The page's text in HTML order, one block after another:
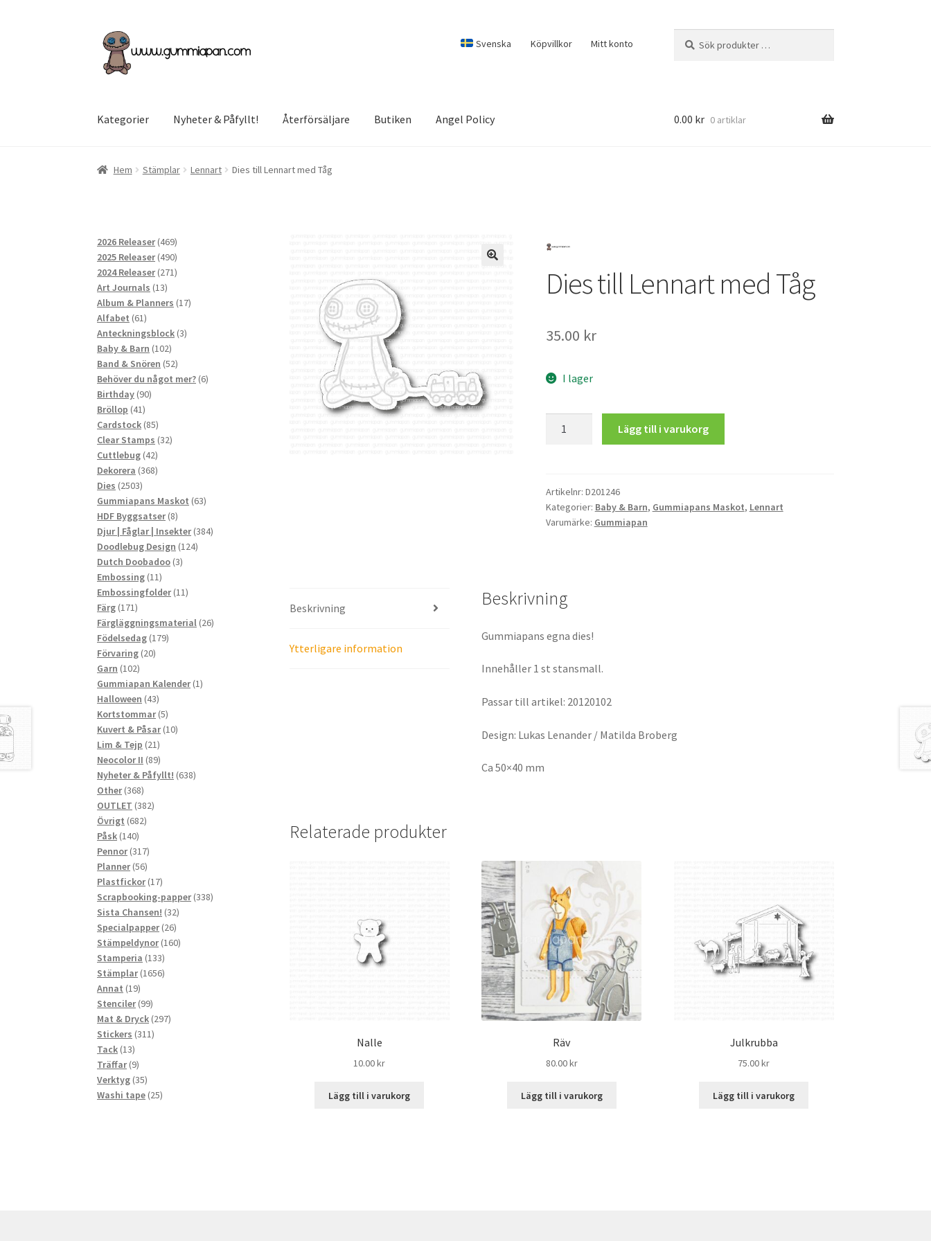
Hoppa
till
navigering
Hoppa
till
innehåll
Svenska Köpvillkor Mitt konto
efter:
Kategorier Nyheter & Påfyllt! Återförsäljare Butiken Angel Policy 0.00 kr 0 artiklar
Hem Stämplar Lennart Dies till Lennart med Tåg
Dies till Lennart med Tåg
35.00 kr
I lager
Tåg
mängd
Lägg till i varukorg
Artikelnr: D201246
Kategorier: Baby & Barn, Gummiapans Maskot, Lennart
Varumärke: Gummiapan
Beskrivning
Ytterligare information
Beskrivning
Gummiapans egna dies!
Innehåller 1 st stansmall.
Passar till artikel: 20120102
Design: Lukas Lenander / Matilda Broberg
Ca 50×40 mm
Relaterade produkter
Nalle
10.00kr
Lägg till i varukorg
Räv
80.00kr
Lägg till i varukorg
Julkrubba
75.00kr
Lägg till i varukorg
2026 Releaser 469469
produkter
2025 Releaser 490490
produkter
2024 Releaser 271271
Art Journals 1313
produkter
Album & Planners 1717
Alfabet 6161
produkter
Anteckningsblock 33
Baby & Barn 102102
produkter
Band & Snören 5252
produkter
Behöver du något mer? 66
Birthday 9090
Bröllop 4141
produkter
Cardstock 8585
produkter
Clear Stamps 3232
Cuttlebug 4242
produkter
Dekorera 368368
Dies 25032503
produkter
Gummiapans Maskot 6363
HDF Byggsatser 88
produkter
Djur | Fåglar | Insekter 384384
Doodlebug Design 124124
Dutch Doobadoo 33
Embossing 1111
produkter
Embossingfolder 1111
Färg 171171
produkter
Färgläggningsmaterial 2626
Födelsedag 179179
Förvaring 2020
Garn 102102
produkter
Gummiapan Kalender 11
Halloween 4343
produkter
Kortstommar 55
produkter
Kuvert & Påsar 1010
Lim & Tejp 2121
produkter
Neocolor II 8989
produkter
Nyheter & Påfyllt! 638638
Other 368368
produkter
OUTLET 382382
Övrigt 682682
Påsk 140140
produkter
Pennor 317317
produkter
Planner 5656
produkter
Plastfickor 1717
produkter
Scrapbooking-papper 338338
Sista Chansen! 3232
Specialpapper 2626
produkter
Stämpeldynor 160160
Stamperia 133133
produkter
Stämplar 16561656
Annat 1919
produkter
Stenciler 9999
produkter
Mat & Dryck 297297
Stickers 311311
Tack 1313
produkter
Träffar 99
produkter
Verktyg 3535
produkter
Washi tape 2525